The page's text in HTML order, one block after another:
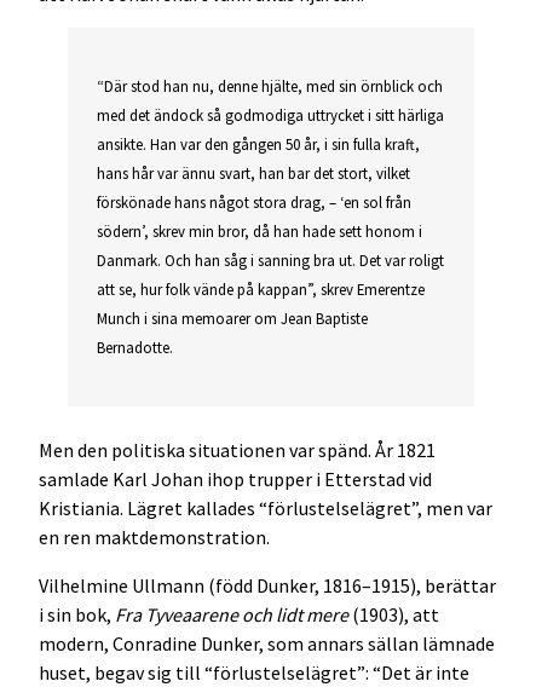
“Där stod han nu, denne hjälte, med sin örnblick och
med det ändock så godmodiga uttrycket i sitt härliga
ansikte. Han var den gången 50 år, i sin fulla kraft,
hans hår var ännu svart, han bar det stort, vilket
förskönade hans något stora drag, – ‘en sol från
södern’, skrev min bror, då han hade sett honom i
Danmark. Och han såg i sanning bra ut. Det var roligt
att se, hur folk vände på kappan”, skrev Emerentze
Munch i sina memoarer om Jean Baptiste
Bernadotte.
Men den politiska situationen var spänd. År 1821
samlade Karl Johan ihop trupper i Etterstad vid
Kristiania. Lägret kallades “förlustelselägret”, men var
en ren maktdemonstration.
Vilhelmine Ullmann (född Dunker, 1816–1915), berättar
i sin bok, Fra Tyveaarene och lidt mere(1903), att
modern, Conradine Dunker, som annars sällan lämnade
huset, begav sig till “förlustelselägret”: “Det är inte